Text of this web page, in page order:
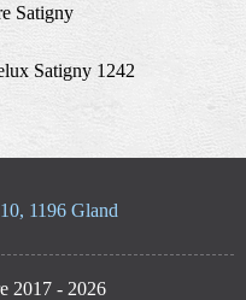
Satigny
Satigny 1242
1196 Gland
2017 - 2026